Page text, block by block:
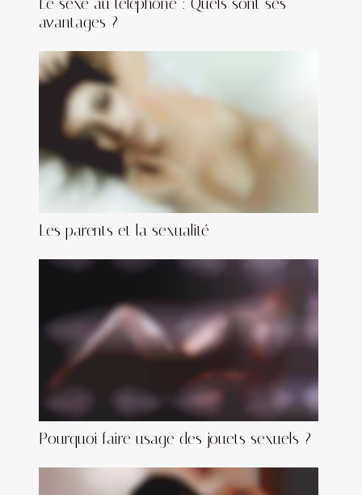
Le sexe au téléphone : Quels sont ses
avantages ?
Les parents et la sexualité
Pourquoi faire usage des jouets sexuels ?